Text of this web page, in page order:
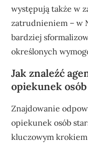
występują także w
zatrudnieniem – w
bardziej
określonych
Jak znaleźć
opiekunek
Znajdowanie
opiekunek osób
kluczowym